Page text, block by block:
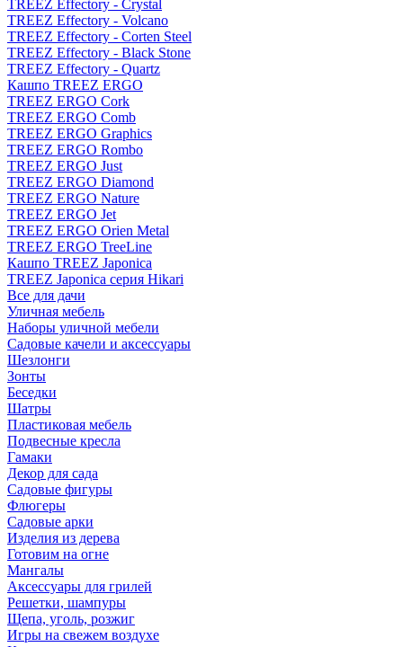
TREEZ Effectory - Crystal
TREEZ Effectory - Volcano
TREEZ Effectory - Corten Steel
TREEZ Effectory - Black Stone
TREEZ Effectory - Quartz
Кашпо TREEZ ERGO
TREEZ ERGO Cork
TREEZ ERGO Comb
TREEZ ERGO Graphics
TREEZ ERGO Rombo
TREEZ ERGO Just
TREEZ ERGO Diamond
TREEZ ERGO Nature
TREEZ ERGO Jet
TREEZ ERGO Orien Metal
TREEZ ERGO TreeLine
Кашпо TREEZ Japonica
TREEZ Japonica серия Hikari
Все для дачи
Уличная мебель
Наборы уличной мебели
Садовые качели и аксессуары
Шезлонги
Зонты
Беседки
Шатры
Пластиковая мебель
Подвесные кресла
Гамаки
Декор для сада
Садовые фигуры
Флюгеры
Садовые арки
Изделия из дерева
Готовим на огне
Мангалы
Аксессуары для грилей
Решетки, шампуры
Щепа, уголь, розжиг
Игры на свежем воздухе